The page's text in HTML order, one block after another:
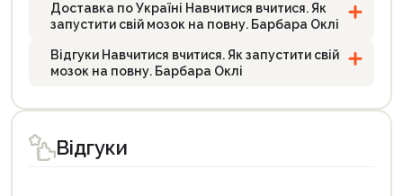
Доставка по Україні Навчитися вчитися. Як
запустити свій мозок на повну. Барбара Оклі
Відгуки Навчитися вчитися. Як запустити свій
мозок на повну. Барбара Оклі
Відгуки